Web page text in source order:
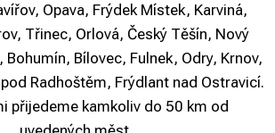
Opava, Frýdek Místek, Karviná,
Třinec, Orlová, Český Těšín, Nový
Bílovec, Fulnek, Odry, Krnov,
Radhoštěm, Frýdlant nad Ostravicí.
přijedeme kamkoliv do 50 km od